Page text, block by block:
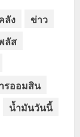
ลัง
ข่าว
ลัส
รออมสิน
น้ำมันวันนี้